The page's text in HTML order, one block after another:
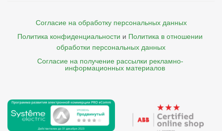
Согласие на обработку персональных данных
Политика конфиденциальности и Политика в отношении
обработки персональных данных
Согласие на получение рассылки рекламно-
    информационных материалов